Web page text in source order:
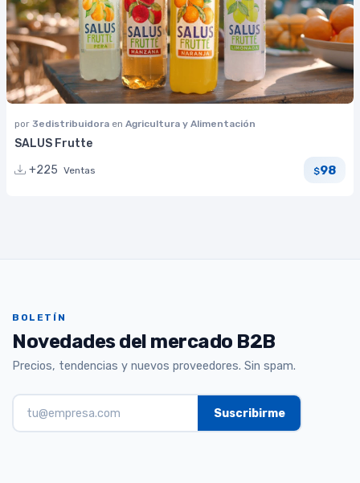
por 3edistribuidora en Agricultura y Alimentación
SALUS Frutte
+225 Ventas $98
BOLETÍN
Novedades del mercado B2B
Precios, tendencias y nuevos proveedores. Sin spam.